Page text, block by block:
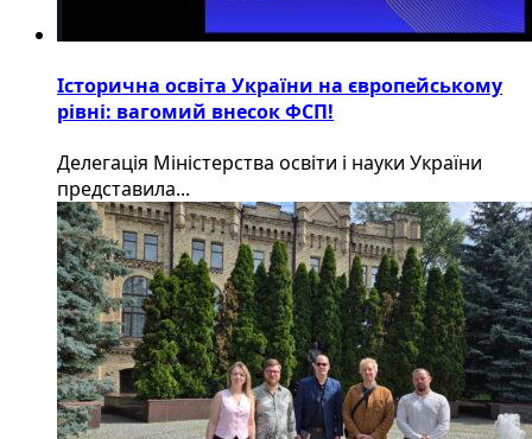
Історична освіта України на європейському
рівні: вагомий внесок ФСП!
Делегація Міністерства освіти і науки України
представила...